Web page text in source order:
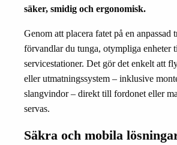
säker, smidig och ergonomisk.
Genom att placera fatet på en anpassad
förvandlar du tunga, otympliga enheter
servicestationer. Det gör det enkelt att
eller utmatningssystem – inklusive
slangvindor – direkt till fordonet eller
servas.
Säkra och mobila